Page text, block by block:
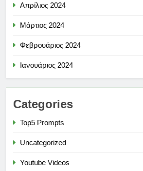
Απρίλιος 2024
Μάρτιος 2024
Φεβρουάριος 2024
Ιανουάριος 2024
Categories
Top5 Prompts
Uncategorized
Youtube Videos